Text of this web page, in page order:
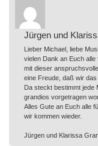
Jürgen und
Lieber Michael, liebe
vielen Dank an Euch
mit dieser
eine Freude, daß wir das
Da steckt bestimmt jede
grandios vorgetragen
Alles Gute an Euch alle
wir kommen wieder.
Jürgen und Klarissa